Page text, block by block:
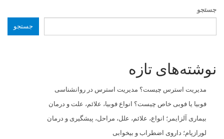
جستجو
جستجو
نوشته‌های تازه
مدیریت استرس چیست؟ مدیریت استرس در روانشناسی
فوبیا یا فوبی خاص چیست؟ انواع فوبیا، علائم، علت و درمان
بیماری آلزایمر؛ انواع، علائم، علل، مراحل، پیشگیری و درمان
لورازپام؛ داروی اضطراب و بیخوابی